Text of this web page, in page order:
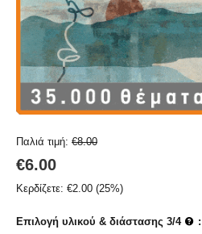
Παλιά τιμή: €8.00
€6.00
Κερδίζετε: €2.00 (25%)
Επιλογή υλικού & διάστασης 3/4 :